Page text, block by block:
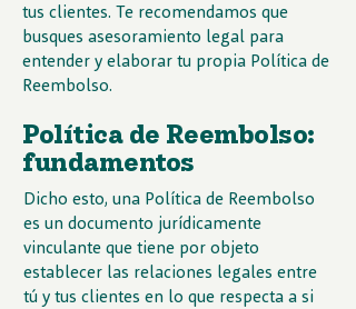
tus clientes. Te recomendamos que
busques asesoramiento legal para
entender y elaborar tu propia Política de
Reembolso.
Política de Reembolso:
fundamentos
Dicho esto, una Política de Reembolso
es un documento jurídicamente
vinculante que tiene por objeto
establecer las relaciones legales entre
tú y tus clientes en lo que respecta a si